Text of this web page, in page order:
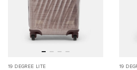
19 DEGREE LITE 19